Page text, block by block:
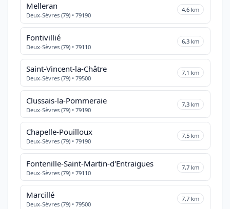
Melleran
Deux-Sèvres (79) • 79190
4,6 km
Fontivillié
Deux-Sèvres (79) • 79110
6,3 km
Saint-Vincent-la-Châtre
Deux-Sèvres (79) • 79500
7,1 km
Clussais-la-Pommeraie
Deux-Sèvres (79) • 79190
7,3 km
Chapelle-Pouilloux
Deux-Sèvres (79) • 79190
7,5 km
Fontenille-Saint-Martin-d'Entraigues
Deux-Sèvres (79) • 79110
7,7 km
Marcillé
Deux-Sèvres (79) • 79500
7,7 km